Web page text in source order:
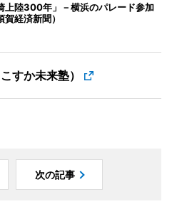
上陸300年」－横浜のパレード参加
経済新聞）
すか未来塾）
次の記事